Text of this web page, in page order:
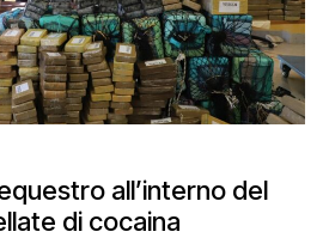
all’interno del
di cocaina